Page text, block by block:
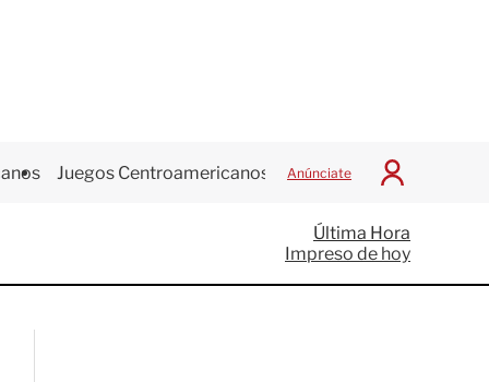
Juegos Centroamericanos Anúnciate
I
c
i
a
Última Hora
Impreso de hoy